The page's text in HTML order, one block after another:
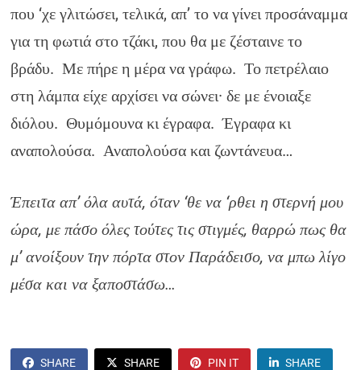
που ‘χε γλιτώσει, τελικά, απ’ το να γίνει προσάναμμα
για τη φωτιά στο τζάκι, που θα με ζέσταινε το
βράδυ. Με πήρε η μέρα να γράφω. Το πετρέλαιο
στη λάμπα είχε αρχίσει να σώνει· δε με ένοιαξε
διόλου. Θυμόμουνα κι έγραφα. Έγραφα κι
αναπολούσα. Αναπολούσα και ζωντάνευα…
Έπειτα απ’ όλα αυτά, όταν ‘θε να ‘ρθει η στερνή μου
ώρα, με πάσο όλες τούτες τις στιγμές, θαρρώ πως θα
μ’ ανοίξουν την πόρτα στον Παράδεισο, να μπω λίγο
μέσα και να ξαποστάσω…
SHARE SHARE PIN IT SHARE